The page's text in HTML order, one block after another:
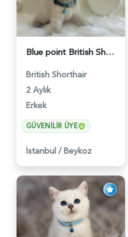
Blue point British Shorthair Kedim 2 Aylık - 4132
British Shorthair
2 Aylık
Erkek
GÜVENILIR ÜYE
İstanbul / Beykoz